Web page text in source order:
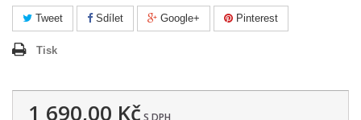
Tweet Sdílet Google+ Pinterest
Tisk
1 690,00 KčS DPH